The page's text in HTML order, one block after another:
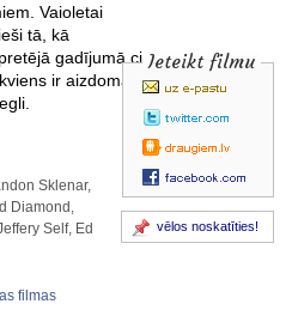
Vaioletai
tā, kā
gadījumā cietīs visi, kurus
ir aizdomās turamais un
Ieteikt filmu
vēlos noskatīties!
Sklenar,
Diamond,
Self, Ed
filmas